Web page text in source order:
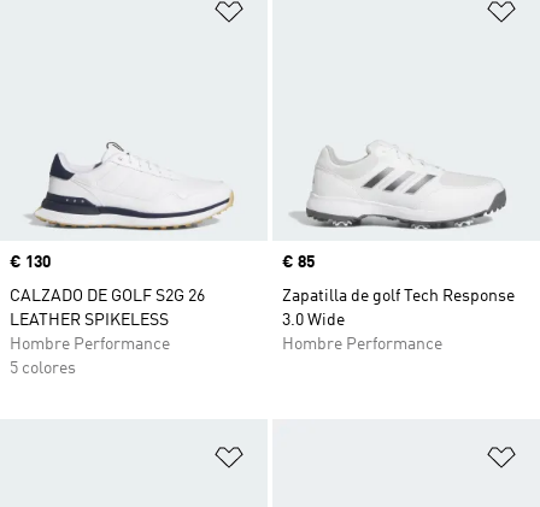
Precio
€ 130
CALZADO DE GOLF S2G 26
LEATHER SPIKELESS
Hombre Performance
5 colores
Precio
€ 85
Zapatilla de golf Tech Response
3.0 Wide
Hombre Performance